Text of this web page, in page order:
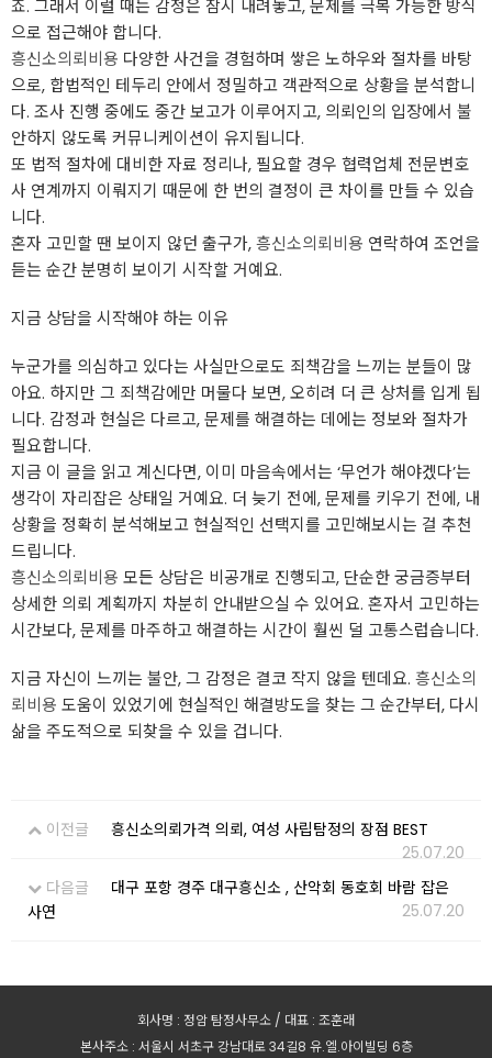
죠. 그래서 이럴 때는 감정은 잠시 내려놓고, 문제를 극복 가능한 방식
으로 접근해야 합니다.
흥신소의뢰비용 다양한 사건을 경험하며 쌓은 노하우와 절차를 바탕
으로, 합법적인 테두리 안에서 정밀하고 객관적으로 상황을 분석합니
다. 조사 진행 중에도 중간 보고가 이루어지고, 의뢰인의 입장에서 불
안하지 않도록 커뮤니케이션이 유지됩니다.
또 법적 절차에 대비한 자료 정리나, 필요할 경우 협력업체 전문변호
사 연계까지 이뤄지기 때문에 한 번의 결정이 큰 차이를 만들 수 있습
니다.
혼자 고민할 땐 보이지 않던 출구가,흥신소의뢰비용 연락하여 조언을
듣는 순간 분명히 보이기 시작할 거예요.
지금 상담을 시작해야 하는 이유
누군가를 의심하고 있다는 사실만으로도 죄책감을 느끼는 분들이 많
아요. 하지만 그 죄책감에만 머물다 보면, 오히려 더 큰 상처를 입게 됩
니다. 감정과 현실은 다르고, 문제를 해결하는 데에는 정보와 절차가
필요합니다.
지금 이 글을 읽고 계신다면, 이미 마음속에서는 ‘무언가 해야겠다’는
생각이 자리잡은 상태일 거예요. 더 늦기 전에, 문제를 키우기 전에, 내
상황을 정확히 분석해보고 현실적인 선택지를 고민해보시는 걸 추천
드립니다.
흥신소의뢰비용 모든 상담은 비공개로 진행되고, 단순한 궁금증부터
상세한 의뢰 계획까지 차분히 안내받으실 수 있어요. 혼자서 고민하는
시간보다, 문제를 마주하고 해결하는 시간이 훨씬 덜 고통스럽습니다.
지금 자신이 느끼는 불안, 그 감정은 결코 작지 않을 텐데요. 흥신소의
뢰비용 도움이 있었기에 현실적인 해결방도을 찾는 그 순간부터, 다시
삶을 주도적으로 되찾을 수 있을 겁니다.
이전글
흥신소의뢰가격 의뢰, 여성 사립탐정의 장점 BEST
25.07.20
다음글
대구 포항 경주 대구흥신소 , 산악회 동호회 바람 잡은
사연
25.07.20
회사명 : 정암 탐정사무소 / 대표 : 조훈래
본사주소 : 서울시 서초구 강남대로 34길8 유.엘.아이빌딩 6층